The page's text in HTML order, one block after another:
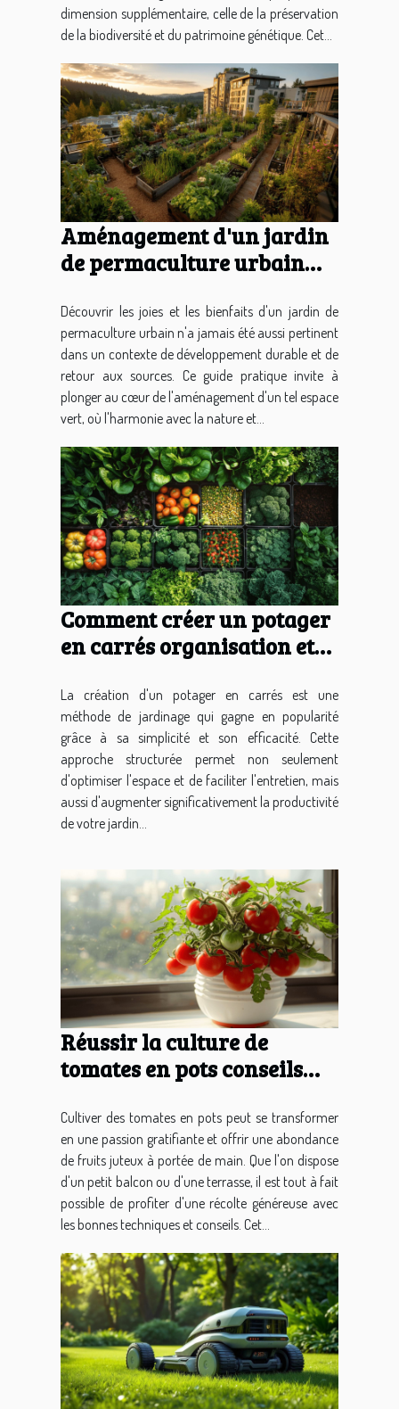
dimension supplémentaire, celle de la préservation
de la biodiversité et du patrimoine génétique. Cet...
Aménagement d'un jardin
de permaculture urbain
Découvrir les joies et les bienfaits d'un jardin de
permaculture urbain n'a jamais été aussi pertinent
dans un contexte de développement durable et de
retour aux sources. Ce guide pratique invite à
plonger au cœur de l'aménagement d'un tel espace
vert, où l'harmonie avec la nature et...
Comment créer un potager
en carrés organisation et
rendement maximal
La création d'un potager en carrés est une
méthode de jardinage qui gagne en popularité
grâce à sa simplicité et son efficacité. Cette
approche structurée permet non seulement
d'optimiser l'espace et de faciliter l'entretien, mais
aussi d'augmenter significativement la productivité
de votre jardin...
Réussir la culture de
tomates en pots conseils
sur votre balcon
Cultiver des tomates en pots peut se transformer
en une passion gratifiante et offrir une abondance
de fruits juteux à portée de main. Que l'on dispose
d'un petit balcon ou d'une terrasse, il est tout à fait
possible de profiter d'une récolte généreuse avec
les bonnes techniques et conseils. Cet...